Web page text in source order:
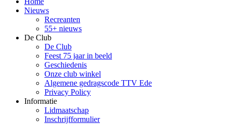
Nieuws
Recreanten
55+ nieuws
De Club
De Club
Feest 75 jaar in beeld
Geschiedenis
Onze club winkel
Algemene gedragscode TTV Ede
Privacy Policy
Informatie
Lidmaatschap
Inschrijfformulier